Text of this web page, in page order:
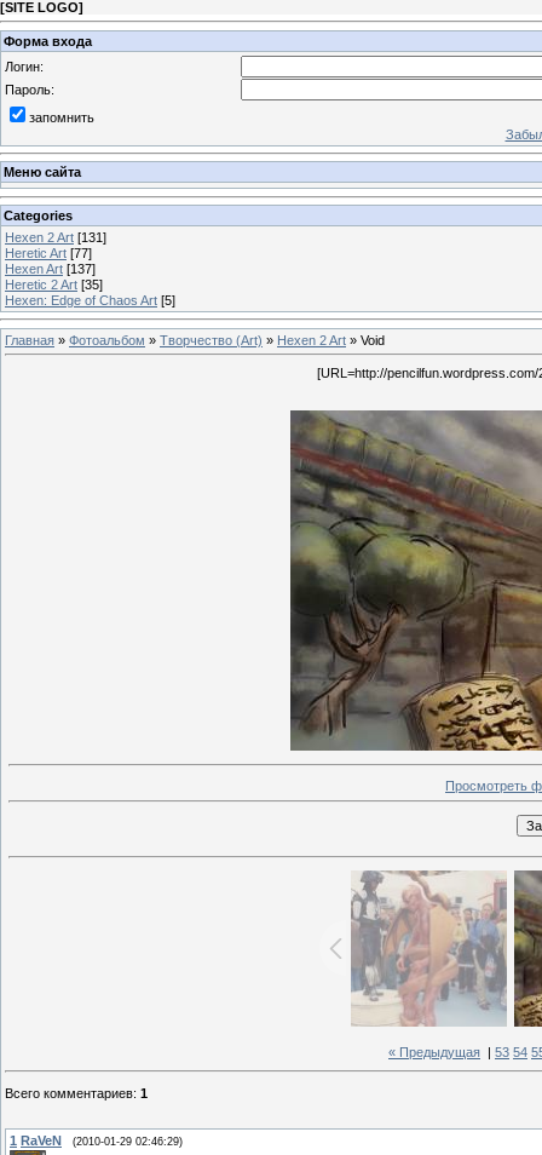
[SITE LOGO]
Форма входа
Логин:
Пароль:
запомнить
Меню сайта
Categories
Hexen 2 Art [131]
Heretic Art [77]
Hexen Art [137]
Heretic 2 Art [35]
Hexen: Edge of Chaos Art [5]
Главная » Фотоальбом » Творчество (Art) » Hexen 2 Art » Void
[URL=http://
Просмотреть
« Предыдущая 53 54
Всего комментариев: 1
1 RaVeN (2010-01-29 02:46:29)